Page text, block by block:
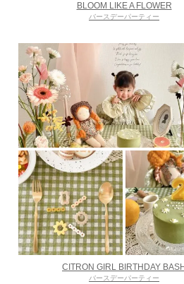
BLOOM LIKE A FLOWER
バースデーパーティー
CITRON GIRL BIRTHDAY BASH
バースデーパーティー